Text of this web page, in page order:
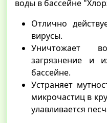
воды в бассейне
Отлично
вирусы.
Уничтожает
загрязнение и
бассейне.
Устраняет
микрочастиц в
улавливается